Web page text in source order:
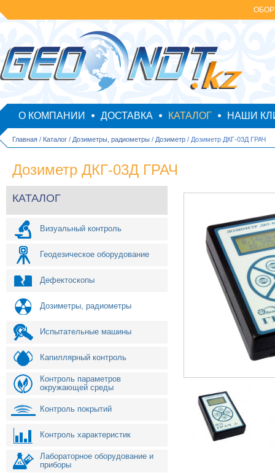
О КОМПАНИИ ДОСТАВКА КАТАЛОГ НАШИ
Главная / Каталог / Дозиметры, радиометры / Дозиметр / Дозиметр ДКГ-03Д ГРАЧ
Дозиметр ДКГ-03Д ГРАЧ
КАТАЛОГ
Визуальный контроль
Геодезическое оборудование
Дефектоскопы
Дозиметры, радиометры
Испытательные машины
Капиллярный контроль
Контроль параметров
окружающей среды
Контроль покрытий
Контроль характеристик
Лабораторное оборудование и
приборы